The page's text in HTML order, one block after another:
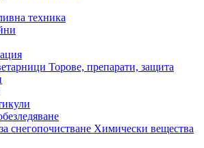
техника
Торове, препарати, защита
снегопочистване Химически вещества